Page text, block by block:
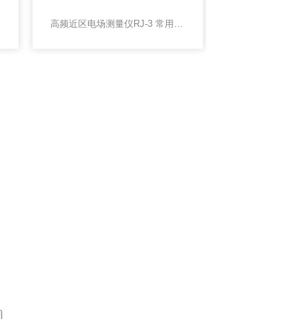
高频近区电场测量仪RJ-3 常用指南